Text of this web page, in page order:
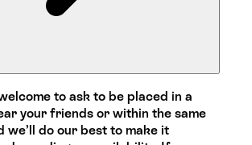
to ask to be placed in a
your friends or within the same
we’ll do our best to make it